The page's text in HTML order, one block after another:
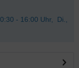
- 16:00 Uhr, Di.,